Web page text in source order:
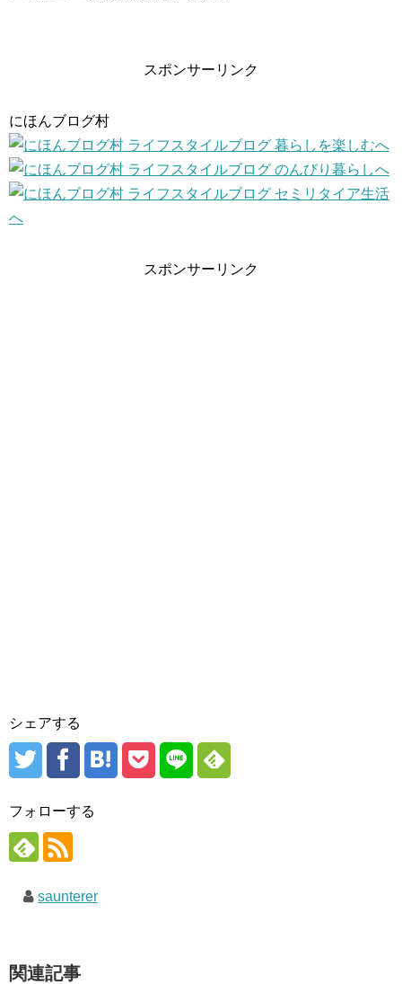
スポンサーリンク
にほんブログ村
スポンサーリンク
シェアする
フォローする
saunterer
関連記事